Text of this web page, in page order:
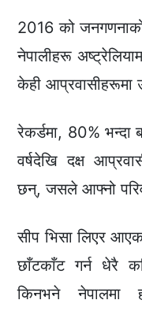
2016 को
नेपालीहरू
केही आप्रवासीहरूमा
रेकर्डमा, 80% भन्दा
वर्षदेखि दक्ष
छन्, जसले आफ्नो
सीप भिसा लिएर
छाँटकाँट गर्न धेरै
किनभने नेपालमा